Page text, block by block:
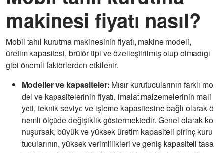
makinesi fiyatı nasıl?
Mobil tahıl kurutma makinesinin fiyatı, makine modeli,
üretim kapasitesi, brülör tipi ve özelleştirilmiş olup olmadığı
gibi önemli faktörlerden etkilenir.
Modeller ve kapasiteler: Mısır kurutucularının farklı mo
del ve kapasitelerinin fiyatı, imalat malzemelerinin mali
yeti, teknik seviye ve işleme kapasitesine bağlı olarak ö
nemli ölçüde değişiklik göstermektedir. Genel olarak ko
nuşursak, büyük ve yüksek üretim kapasiteli pirinç kuru
tucularının, yüksek verimlilikleri ve geniş kapasiteli tasa